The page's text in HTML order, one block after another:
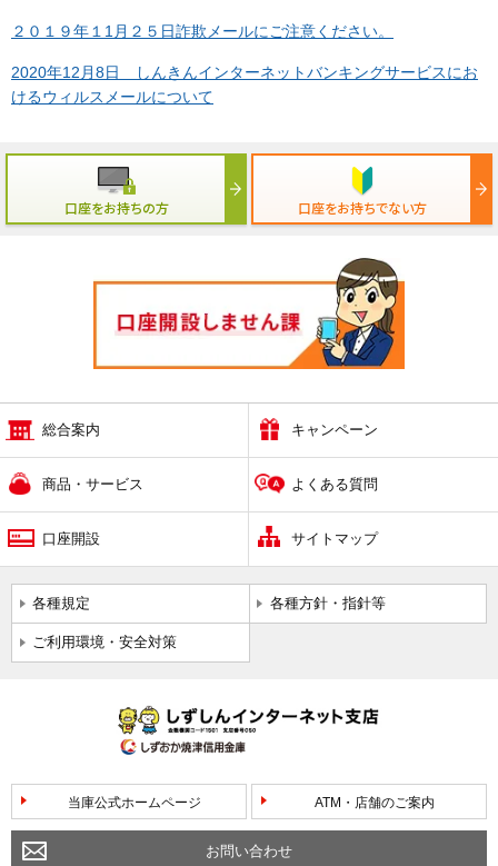
２０１９年１1月２５日詐欺メールにご注意ください。
2020年12月8日 しんきんインターネットバンキングサービスにお
けるウィルスメールについて
口座をお持ちの方 口座をお持ちでない方
総合案内 キャンペーン
商品・サービス よくある質問
口座開設 サイトマップ
各種規定 各種方針・指針等
ご利用環境・安全対策
当庫公式ホームページ ATM・店舗のご案内
お問い合わせ